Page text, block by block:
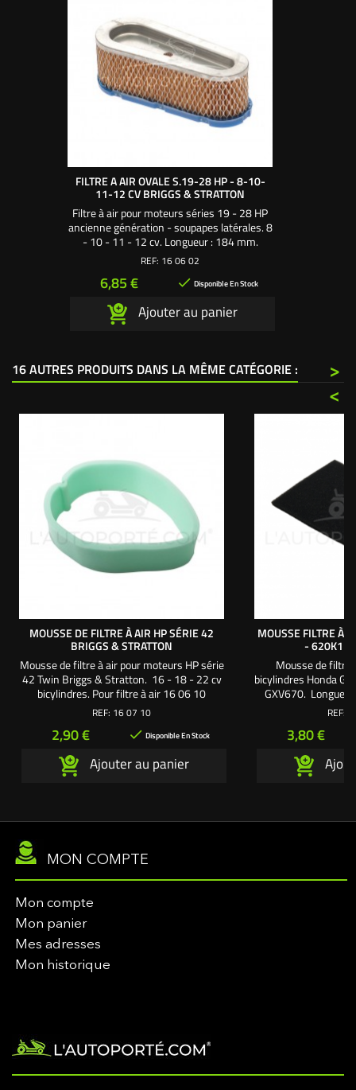
FILTRE A AIR OVALE S.19-28 HP - 8-10-
11-12 CV BRIGGS & STRATTON
Filtre à air pour moteurs séries 19 - 28 HP
ancienne génération - soupapes latérales. 8
- 10 - 11 - 12 cv. Longueur : 184 mm.
Largeur ovale : 70 & 55 mm. Hauteur : 60
mm. Utilisez la mousse 16 07 02
REF: 16 06 02
Prix
6,85 €  Disponible En Stock
Ajouter au panier
16 AUTRES PRODUITS DANS LA MÊME CATÉGORIE :
>
<
MOUSSE DE FILTRE À AIR HP SÉRIE 42
BRIGGS & STRATTON
Mousse de filtre à air pour moteurs HP série
42 Twin Briggs & Stratton. 16 - 18 - 22 cv
bicylindres. Pour filtre à air 16 06 10
REF: 16 07 10
Prix
2,90 €  Disponible En Stock
Ajouter au panier
MOUSSE FILTRE À
- 620K1 -
Mousse de filtre
bicylindres Honda
GXV670.
148 mm.
air
REF:
Prix
3,80 €
MON COMPTE
Mon compte
Mon panier
Mes adresses
Mon historique